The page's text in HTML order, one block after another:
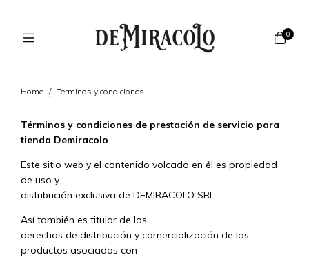
0
Home / Terminos y condiciones
Términos y condiciones de prestación de servicio para
tienda Demiracolo
Este sitio web y el contenido volcado en él es propiedad
de uso y
distribución exclusiva de DEMIRACOLO SRL.
Así también es titular de los
derechos de distribución y comercialización de los
productos asociados con